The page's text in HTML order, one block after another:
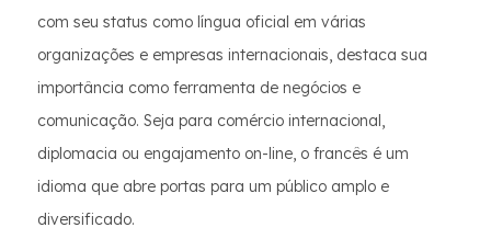
com seu status como língua oficial em várias
organizações e empresas internacionais, destaca sua
importância como ferramenta de negócios e
comunicação. Seja para comércio internacional,
diplomacia ou engajamento on-line, o francês é um
idioma que abre portas para um público amplo e
diversificado.